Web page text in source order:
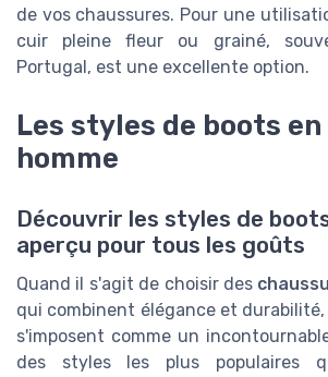
de vos chaussures. Pour une
cuir pleine fleur ou grainé,
Portugal, est une excellente option.
Les styles de boots
homme
Découvrir les styles de
aperçu pour tous les goûts
Quand il s'agit de choisir des
qui combinent élégance et durabilité,
s'imposent comme un
des styles les plus populaires